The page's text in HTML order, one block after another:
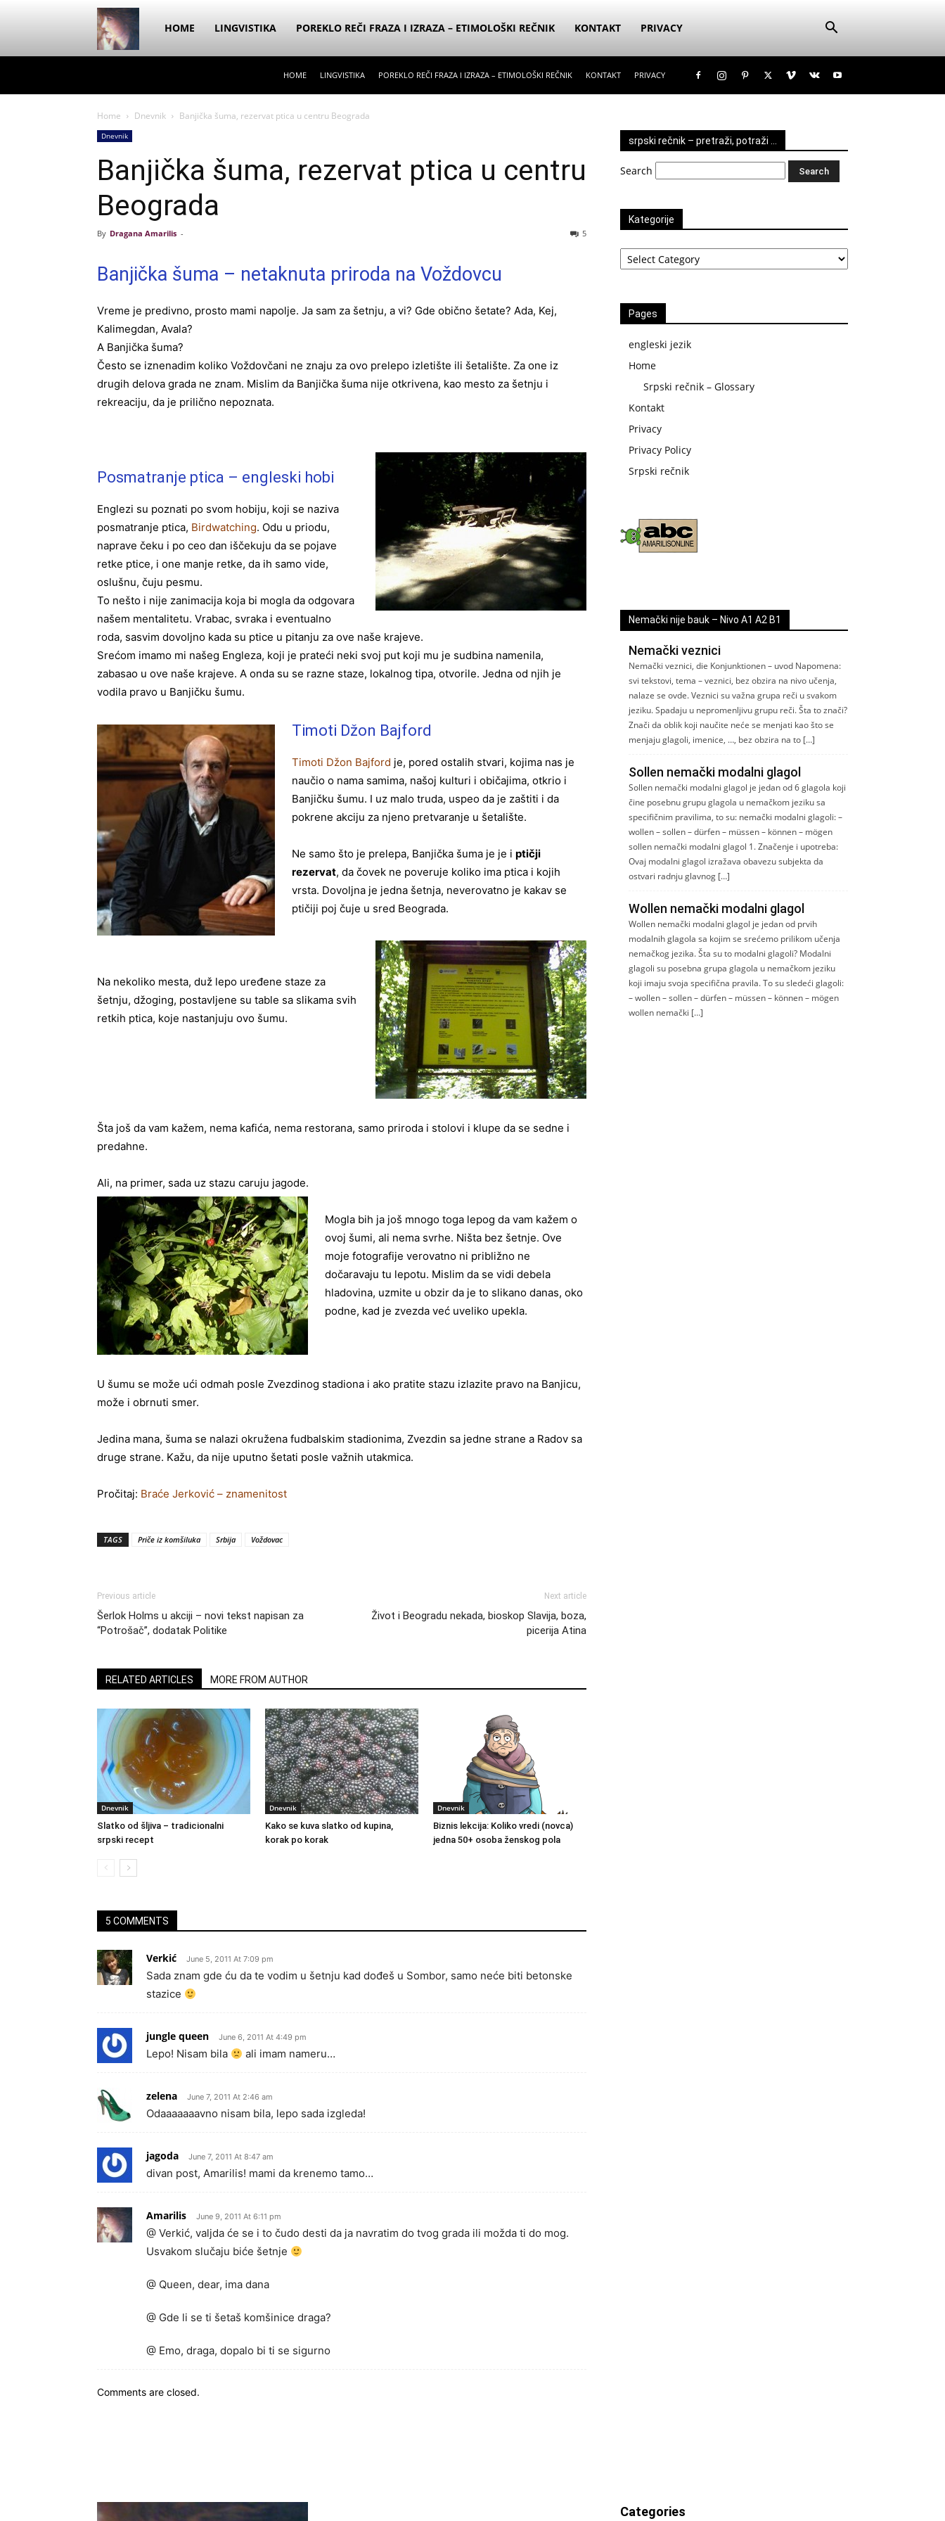
Dragana
HOME LINGVISTIKA POREKLO REČI FRAZA I IZRAZA – ETIMOLOŠKI REČNIK KONTAKT PRIVACY
HOME LINGVISTIKA POREKLO REČI FRAZA I IZRAZA – ETIMOLOŠKI REČNIK KONTAKT PRIVACY
Home Dnevnik Banjička šuma, rezervat ptica u centru Beograda
Dnevnik
Banjička šuma, rezervat ptica u centru
Beograda
By Dragana Amarilis - 5
Banjička šuma – netaknuta priroda na Voždovcu
Vreme je predivno, prosto mami napolje. Ja sam za šetnju, a vi? Gde obično šetate? Ada, Kej,
Kalimegdan, Avala?
A Banjička šuma?
Često se iznenadim koliko Voždovčani ne znaju za ovo prelepo izletište ili šetalište. Za one iz
drugih delova grada ne znam. Mislim da Banjička šuma nije otkrivena, kao mesto za šetnju i
rekreaciju, da je prilično nepoznata.
Posmatranje ptica – engleski hobi
Englezi su poznati po svom hobiju, koji se naziva
posmatranje ptica, Birdwatching. Odu u priodu,
naprave čeku i po ceo dan iščekuju da se pojave
retke ptice, i one manje retke, da ih samo vide,
oslušnu, čuju pesmu.
To nešto i nije zanimacija koja bi mogla da odgovara
našem mentalitetu. Vrabac, svraka i eventualno
roda, sasvim dovoljno kada su ptice u pitanju za ove naše krajeve.
Srećom imamo mi našeg Engleza, koji je prateći neki svoj put koji mu je sudbina namenila,
zabasao u ove naše krajeve. A onda su se razne staze, lokalnog tipa, otvorile. Jedna od njih je
vodila pravo u Banjičku šumu.
Timoti Džon Bajford
Timoti Džon Bajford je, pored ostalih stvari, kojima nas je
naučio o nama samima, našoj kulturi i običajima, otkrio i
Banjičku šumu. I uz malo truda, uspeo da je zaštiti i da
pokrene akciju za njeno pretvaranje u šetalište.
Ne samo što je prelepa, Banjička šuma je je i ptičji
rezervat, da čovek ne poveruje koliko ima ptica i kojih
vrsta. Dovoljna je jedna šetnja, neverovatno je kakav se
ptičiji poj čuje u sred Beograda.
Na nekoliko mesta, duž lepo uređene staze za
šetnju, džoging, postavljene su table sa slikama svih
retkih ptica, koje nastanjuju ovo šumu.
Šta još da vam kažem, nema kafića, nema restorana, samo priroda i stolovi i klupe da se sedne i
predahne.
Ali, na primer, sada uz stazu caruju jagode.
Mogla bih ja još mnogo toga lepog da vam kažem o
ovoj šumi, ali nema svrhe. Ništa bez šetnje. Ove
moje fotografije verovatno ni približno ne
dočaravaju tu lepotu. Mislim da se vidi debela
hladovina, uzmite u obzir da je to slikano danas, oko
podne, kad je zvezda već uveliko upekla.
U šumu se može ući odmah posle Zvezdinog stadiona i ako pratite stazu izlazite pravo na Banjicu,
može i obrnuti smer.
Jedina mana, šuma se nalazi okružena fudbalskim stadionima, Zvezdin sa jedne strane a Radov sa
druge strane. Kažu, da nije uputno šetati posle važnih utakmica.
Pročitaj: Braće Jerković – znamenitost
TAGS Priče iz komšiluka Srbija Voždovac
Previous article
Šerlok Holms u akciji – novi tekst napisan za
“Potrošač”, dodatak Politike
Next article
Život i Beogradu nekada, bioskop Slavija, boza,
picerija Atina
RELATED ARTICLES MORE FROM AUTHOR
Dnevnik
Slatko od šljiva – tradicionalni
srpski recept
Dnevnik
Kako se kuva slatko od kupina,
korak po korak
Dnevnik
Biznis lekcija: Koliko vredi (novca)
jedna 50+ osoba ženskog pola
5 COMMENTS
Verkić June 5, 2011 At 7:09 pm
Sada znam gde ću da te vodim u šetnju kad dođeš u Sombor, samo neće biti betonske
stazice
jungle queen June 6, 2011 At 4:49 pm
Lepo! Nisam bila ali imam nameru…
zelena June 7, 2011 At 2:46 am
Odaaaaaaavno nisam bila, lepo sada izgleda!
jagoda June 7, 2011 At 8:47 am
divan post, Amarilis! mami da krenemo tamo…
Amarilis June 9, 2011 At 6:11 pm
@ Verkić, valjda će se i to čudo desti da ja navratim do tvog grada ili možda ti do mog.
Usvakom slučaju biće šetnje
@ Queen, dear, ima dana
@ Gde li se ti šetaš komšinice draga?
@ Emo, draga, dopalo bi ti se sigurno
Comments are closed.
srpski rečnik – pretraži, potraži …
Search
Kategorije
Kategorije
Pages
engleski jezik
Home
Srpski rečnik – Glossary
Kontakt
Privacy
Privacy Policy
Srpski rečnik
Nemački nije bauk – Nivo A1 A2 B1
Nemački veznici
Nemački veznici, die Konjunktionen – uvod Napomena:
svi tekstovi, tema – veznici, bez obzira na nivo učenja,
nalaze se ovde. Veznici su važna grupa reči u svakom
jeziku. Spadaju u nepromenljivu grupu reči. Šta to znači?
Znači da oblik koji naučite neće se menjati kao što se
menjaju glagoli, imenice, …, bez obzira na to […]
Sollen nemački modalni glagol
Sollen nemački modalni glagol je jedan od 6 glagola koji
čine posebnu grupu glagola u nemačkom jeziku sa
specifičnim pravilima, to su: nemački modalni glagoli: –
wollen – sollen – dürfen – müssen – können – mögen
sollen nemački modalni glagol 1. Značenje i upotreba:
Ovaj modalni glagol izražava obavezu subjekta da
ostvari radnju glavnog […]
Wollen nemački modalni glagol
Wollen nemački modalni glagol je jedan od prvih
modalnih glagola sa kojim se srećemo prilikom učenja
nemačkog jezika. Šta su to modalni glagoli? Modalni
glagoli su posebna grupa glagola u nemačkom jeziku
koji imaju svoja specifična pravila. To su sledeći glagoli:
– wollen – sollen – dürfen – müssen – können – mögen
wollen nemački […]
Categories